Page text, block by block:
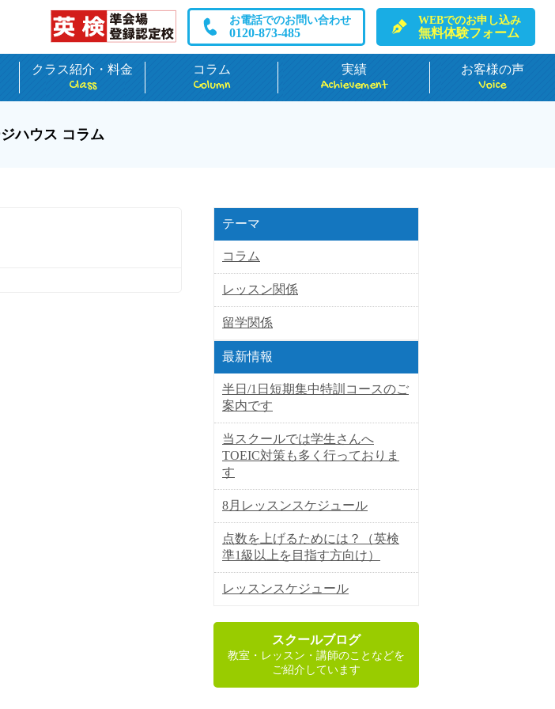
お電話でのお問い合わせ
0120-873-485
WEBでのお申し込み
無料体験フォーム
クラス紹介・料金
Class
コラム
Column
実績
Achievement
お客様の声
Voice
ハウス コラム
テーマ
コラム
レッスン関係
留学関係
最新情報
半日/1日短期集中特訓コースのご
案内です
当スクールでは学生さんへ
TOEIC対策も多く行っておりま
す
8月レッスンスケジュール
点数を上げるためには？（英検
準1級以上を目指す方向け）
レッスンスケジュール
スクールブログ
教室・レッスン・講師のことなどを
ご紹介しています